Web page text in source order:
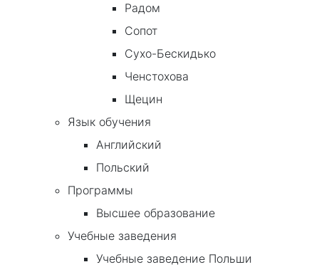
Радом
Сопот
Сухо-Бескидько
Ченстохова
Щецин
Язык обучения
Английский
Польский
Программы
Высшее образование
Учебные заведения
Учебные заведение Польши